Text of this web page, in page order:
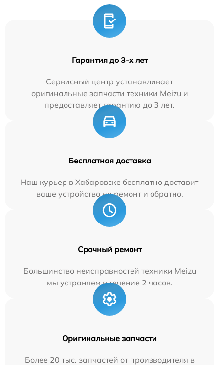
Гарантия до 3-х лет
Сервисный центр устанавливает
оригинальные запчасти техники Meizu и
предоставляет гарантию до 3 лет.
Бесплатная доставка
Наш курьер в Хабаровске бесплатно доставит
ваше устройство на ремонт и обратно.
Срочный ремонт
Большинство неисправностей техники Meizu
мы устраняем в течение 2 часов.
Оригинальные запчасти
Более 20 тыс. запчастей от производителя в